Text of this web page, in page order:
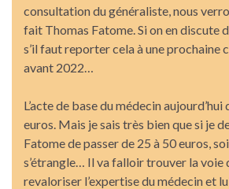
consultation du généraliste, nous
fait Thomas Fatome. Si on en discute
s’il faut reporter cela à une prochaine
avant 2022…
L’acte de base du médecin
euros. Mais je sais très bien que si je
Fatome de passer de 25 à 50 euros,
s’étrangle… Il va falloir trouver la voie
revaloriser l’expertise du médecin et